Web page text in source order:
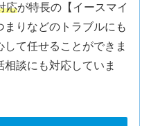
応が特長の【イースマイ
まりなどのトラブルにも
て任せることができま
談にも対応していま